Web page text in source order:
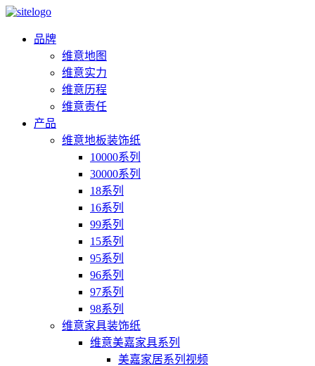
品牌
维意地图
维意实力
维意历程
维意责任
产品
维意地板装饰纸
10000系列
30000系列
18系列
16系列
99系列
15系列
95系列
96系列
97系列
98系列
维意家具装饰纸
维意美嘉家具系列
美嘉家居系列视频